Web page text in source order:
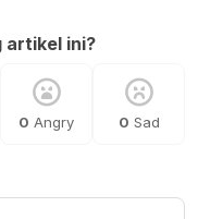
artikel ini?
0 Angry 0 Sad